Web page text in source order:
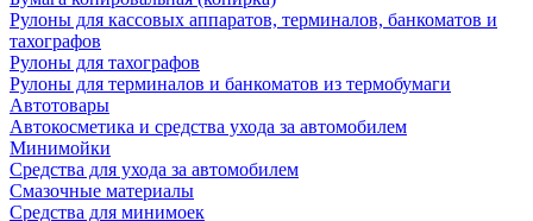
Рулоны для кассовых аппаратов, терминалов, банкоматов и
тахографов
Рулоны для тахографов
Рулоны для терминалов и банкоматов из термобумаги
Автотовары
Автокосметика и средства ухода за автомобилем
Минимойки
Средства для ухода за автомобилем
Смазочные материалы
Средства для минимоек